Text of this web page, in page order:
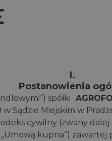
I.
Postanowienia
spółki
Sądzie Miejskim w
cywilny (zwany
kupna”)